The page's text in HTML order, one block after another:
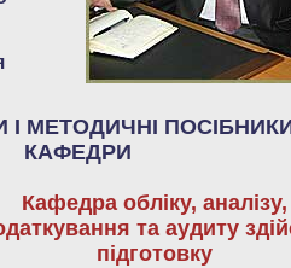
І МЕТОДИЧНІ
КАФЕДРИ
Кафедра обліку, аналізу,
та аудиту
підготовку